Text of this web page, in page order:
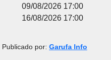
09/08/2026 17:00
16/08/2026 17:00
Publicado por: Garufa Info